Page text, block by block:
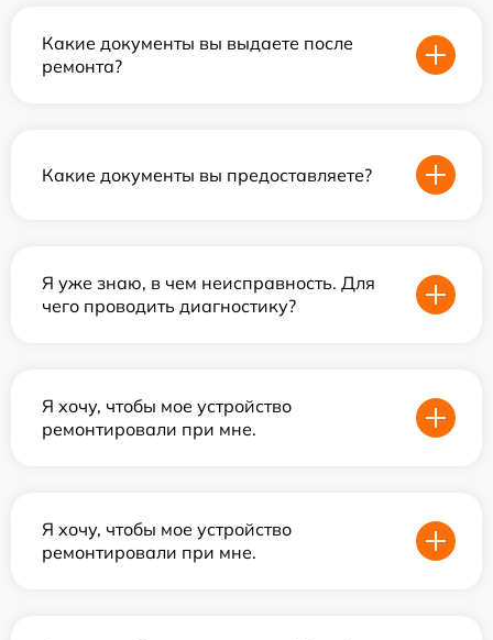
Какие документы вы выдаете после
ремонта?
Какие документы вы предоставляете?
Я уже знаю, в чем неисправность. Для
чего проводить диагностику?
Я хочу, чтобы мое устройство
ремонтировали при мне.
Я хочу, чтобы мое устройство
ремонтировали при мне.